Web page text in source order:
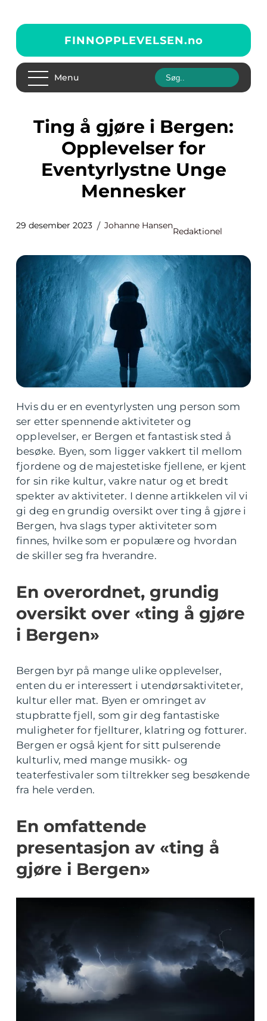
FINNOPPLEVELSEN.no
Menu
Ting å gjøre i Bergen:
Opplevelser for
Eventyrlystne Unge
Mennesker
29 desember 2023 Johanne Hansen
Redaktionel
Hvis du er en eventyrlysten ung person som
ser etter spennende aktiviteter og
opplevelser, er Bergen et fantastisk sted å
besøke. Byen, som ligger vakkert til mellom
fjordene og de majestetiske fjellene, er kjent
for sin rike kultur, vakre natur og et bredt
spekter av aktiviteter. I denne artikkelen vil vi
gi deg en grundig oversikt over ting å gjøre i
Bergen, hva slags typer aktiviteter som
finnes, hvilke som er populære og hvordan
de skiller seg fra hverandre.
En overordnet, grundig
oversikt over «ting å gjøre
i Bergen»
Bergen byr på mange ulike opplevelser,
enten du er interessert i utendørsaktiviteter,
kultur eller mat. Byen er omringet av
stupbratte fjell, som gir deg fantastiske
muligheter for fjellturer, klatring og fotturer.
Bergen er også kjent for sitt pulserende
kulturliv, med mange musikk- og
teaterfestivaler som tiltrekker seg besøkende
fra hele verden.
En omfattende
presentasjon av «ting å
gjøre i Bergen»